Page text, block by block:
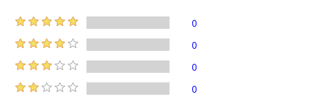
0
0
0
0